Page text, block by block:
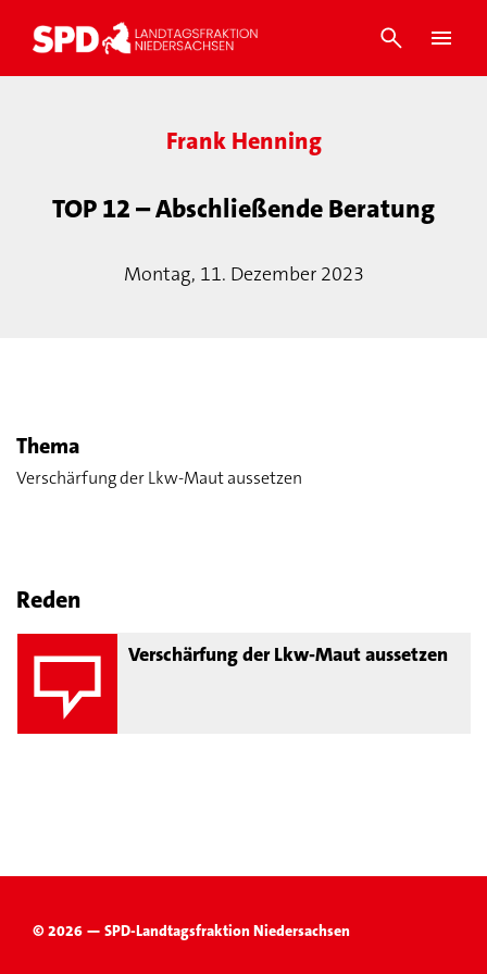
Frank Henning
TOP 12 – Abschließende Beratung
Montag, 11. Dezember 2023
Thema
Verschärfung der Lkw-Maut aussetzen
Reden
Verschärfung der Lkw-Maut aussetzen
© 2026 — SPD-Landtagsfraktion Niedersachsen